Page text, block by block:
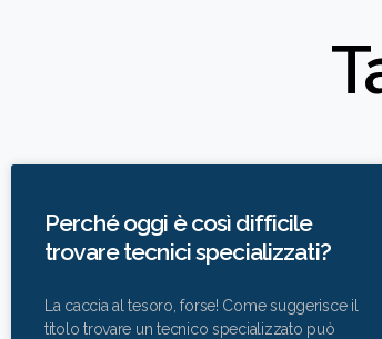
Perché oggi è così difficile
trovare tecnici specializzati?
La caccia al tesoro, forse! Come suggerisce il
titolo trovare un tecnico specializzato può